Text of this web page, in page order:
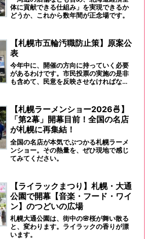
体に貢献できる仕組み」を実現できるか
どうか、これから数年間が正念場です。
【札幌市五輪汚職防止策】原案公
表
今年中に、開催の方向に持っていく必要
があるわけです。市民投票の実施の是非
も含めて、民意を反映させなければなら
ようです。
【札幌ラーメンショー2026🍜】
「第2幕」開幕目前！全国の名店
が札幌に再集結！
全国の名店が本気でぶつかる札幌ラーメ
ンショー。その熱量を、ぜひ現地で感じ
てみてください。
【ライラックまつり】札幌・大通
公園で開幕【音楽・フード・ワイ
ン】のつどいの広場
札幌大通公園は、街中の🌸桜が舞い散る
と、変わります。ライラックの香りが漂
います。